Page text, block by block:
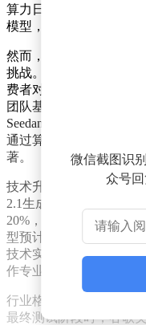
算力日消耗份额的80%
模型，成为行业当之无
然而，随着用户规模突
挑战。海量创作需求导
费者对模型性能的要求
团队基于用户反馈进行
Seedance 2.1版本。新
通过算法革新使帧间过
著。
技术升级带来直观的质
2.1生成的视频在分辨率
20%，尤其在动态场景
型预计将率先嵌入剪映
技术实现手机端与PC端
作专业级视频内容。
行业格局正因技术迭代
最终测试阶段时，谷歌
微信截图识
众号